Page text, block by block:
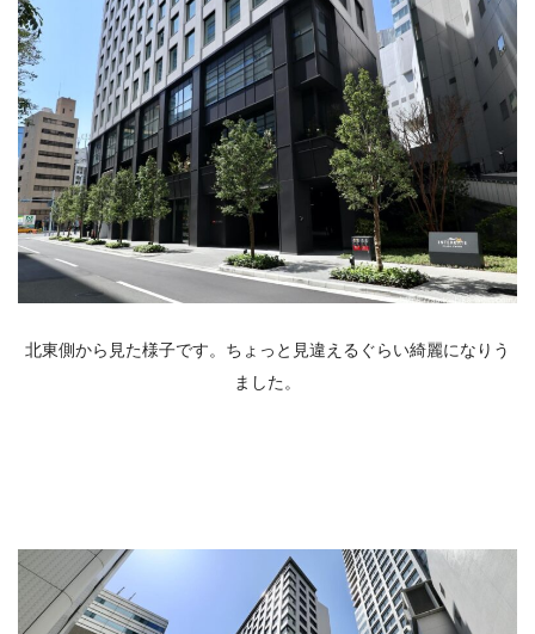
北東側から見た様子です。ちょっと見違えるぐらい綺麗になりう
ました。